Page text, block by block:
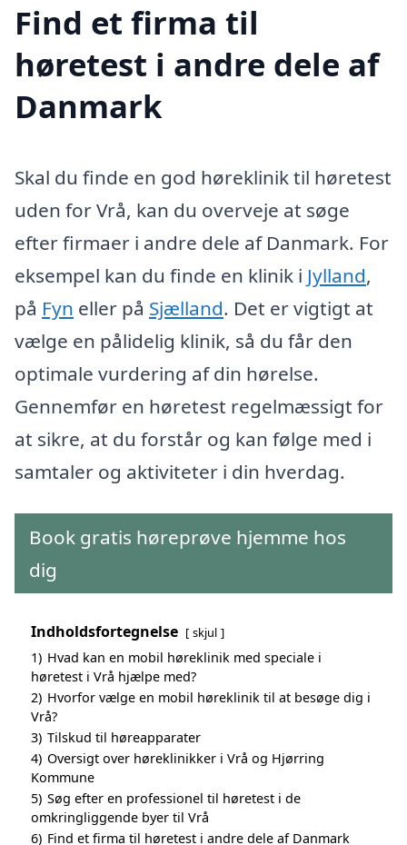
Find et firma til
høretest i andre dele af
Danmark
Skal du finde en god høreklinik til høretest
uden for Vrå, kan du overveje at søge
efter firmaer i andre dele af Danmark. For
eksempel kan du finde en klinik i Jylland,
på Fyn eller på Sjælland. Det er vigtigt at
vælge en pålidelig klinik, så du får den
optimale vurdering af din hørelse.
Gennemfør en høretest regelmæssigt for
at sikre, at du forstår og kan følge med i
samtaler og aktiviteter i din hverdag.
Book gratis høreprøve hjemme hos
dig
Indholdsfortegnelse skjul
1) Hvad kan en mobil høreklinik med speciale i
høretest i Vrå hjælpe med?
2) Hvorfor vælge en mobil høreklinik til at besøge dig i
Vrå?
3) Tilskud til høreapparater
4) Oversigt over høreklinikker i Vrå og Hjørring
Kommune
5) Søg efter en professionel til høretest i de
omkringliggende byer til Vrå
6) Find et firma til høretest i andre dele af Danmark